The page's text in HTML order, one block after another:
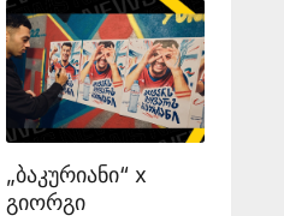
„ბაკურიანი“ x
გიორგი